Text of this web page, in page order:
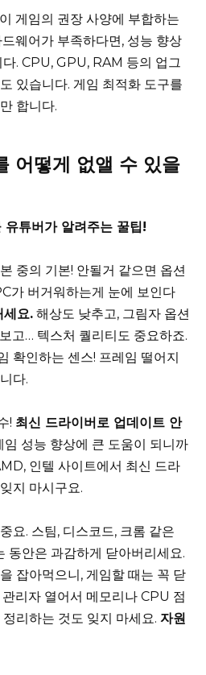
게임의 권장 사양에 부합하는
웨어가 부족하다면, 성능 향상
. CPU, GPU, RAM 등의 업그
있습니다. 게임 최적화 도구를
합니다.
어떻게 없앨 수 있을
유튜버가 알려주는 꿀팁!
중의 기본! 안될거 같으면 옵션
가 버거워하는게 눈에 보인다
세요. 해상도 낮추고, 그림자 옵션
고… 텍스처 퀄리티도 중요하죠.
확인하는 센스! 프레임 떨어지
다.
! 최신 드라이버로 업데이트 안
임 성능 향상에 큰 도움이 되니까
인텔 사이트에서 최신 드라
지 마시구요.
요. 스팀, 디스코드, 크롬 같은
동안은 과감하게 닫아버리세요.
잡아먹으니, 게임할 때는 꼭 닫
리자 열어서 메모리나 CPU 점
리하는 것도 잊지 마세요. 자원